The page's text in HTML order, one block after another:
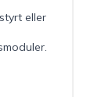
eller